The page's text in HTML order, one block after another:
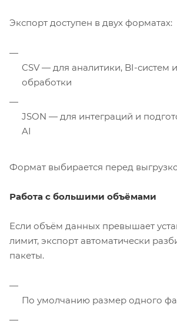
Экспорт доступен в двух форматах:
CSV — для аналитики, BI-систем
обработки
JSON — для интеграций и
AI
Формат выбирается перед
Работа с большими объёмами
Если объём данных превышает
лимит, экспорт автоматически
пакеты.
По умолчанию размер одного